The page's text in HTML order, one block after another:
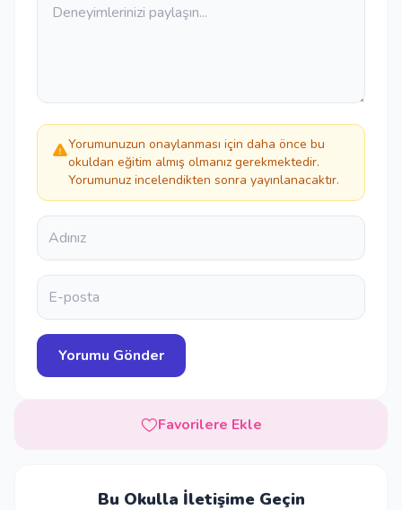
Yorumunuzun onaylanması için daha önce bu
okuldan eğitim almış olmanız gerekmektedir.
Yorumunuz incelendikten sonra yayınlanacaktır.
Favorilere Ekle
Bu Okulla İletişime Geçin